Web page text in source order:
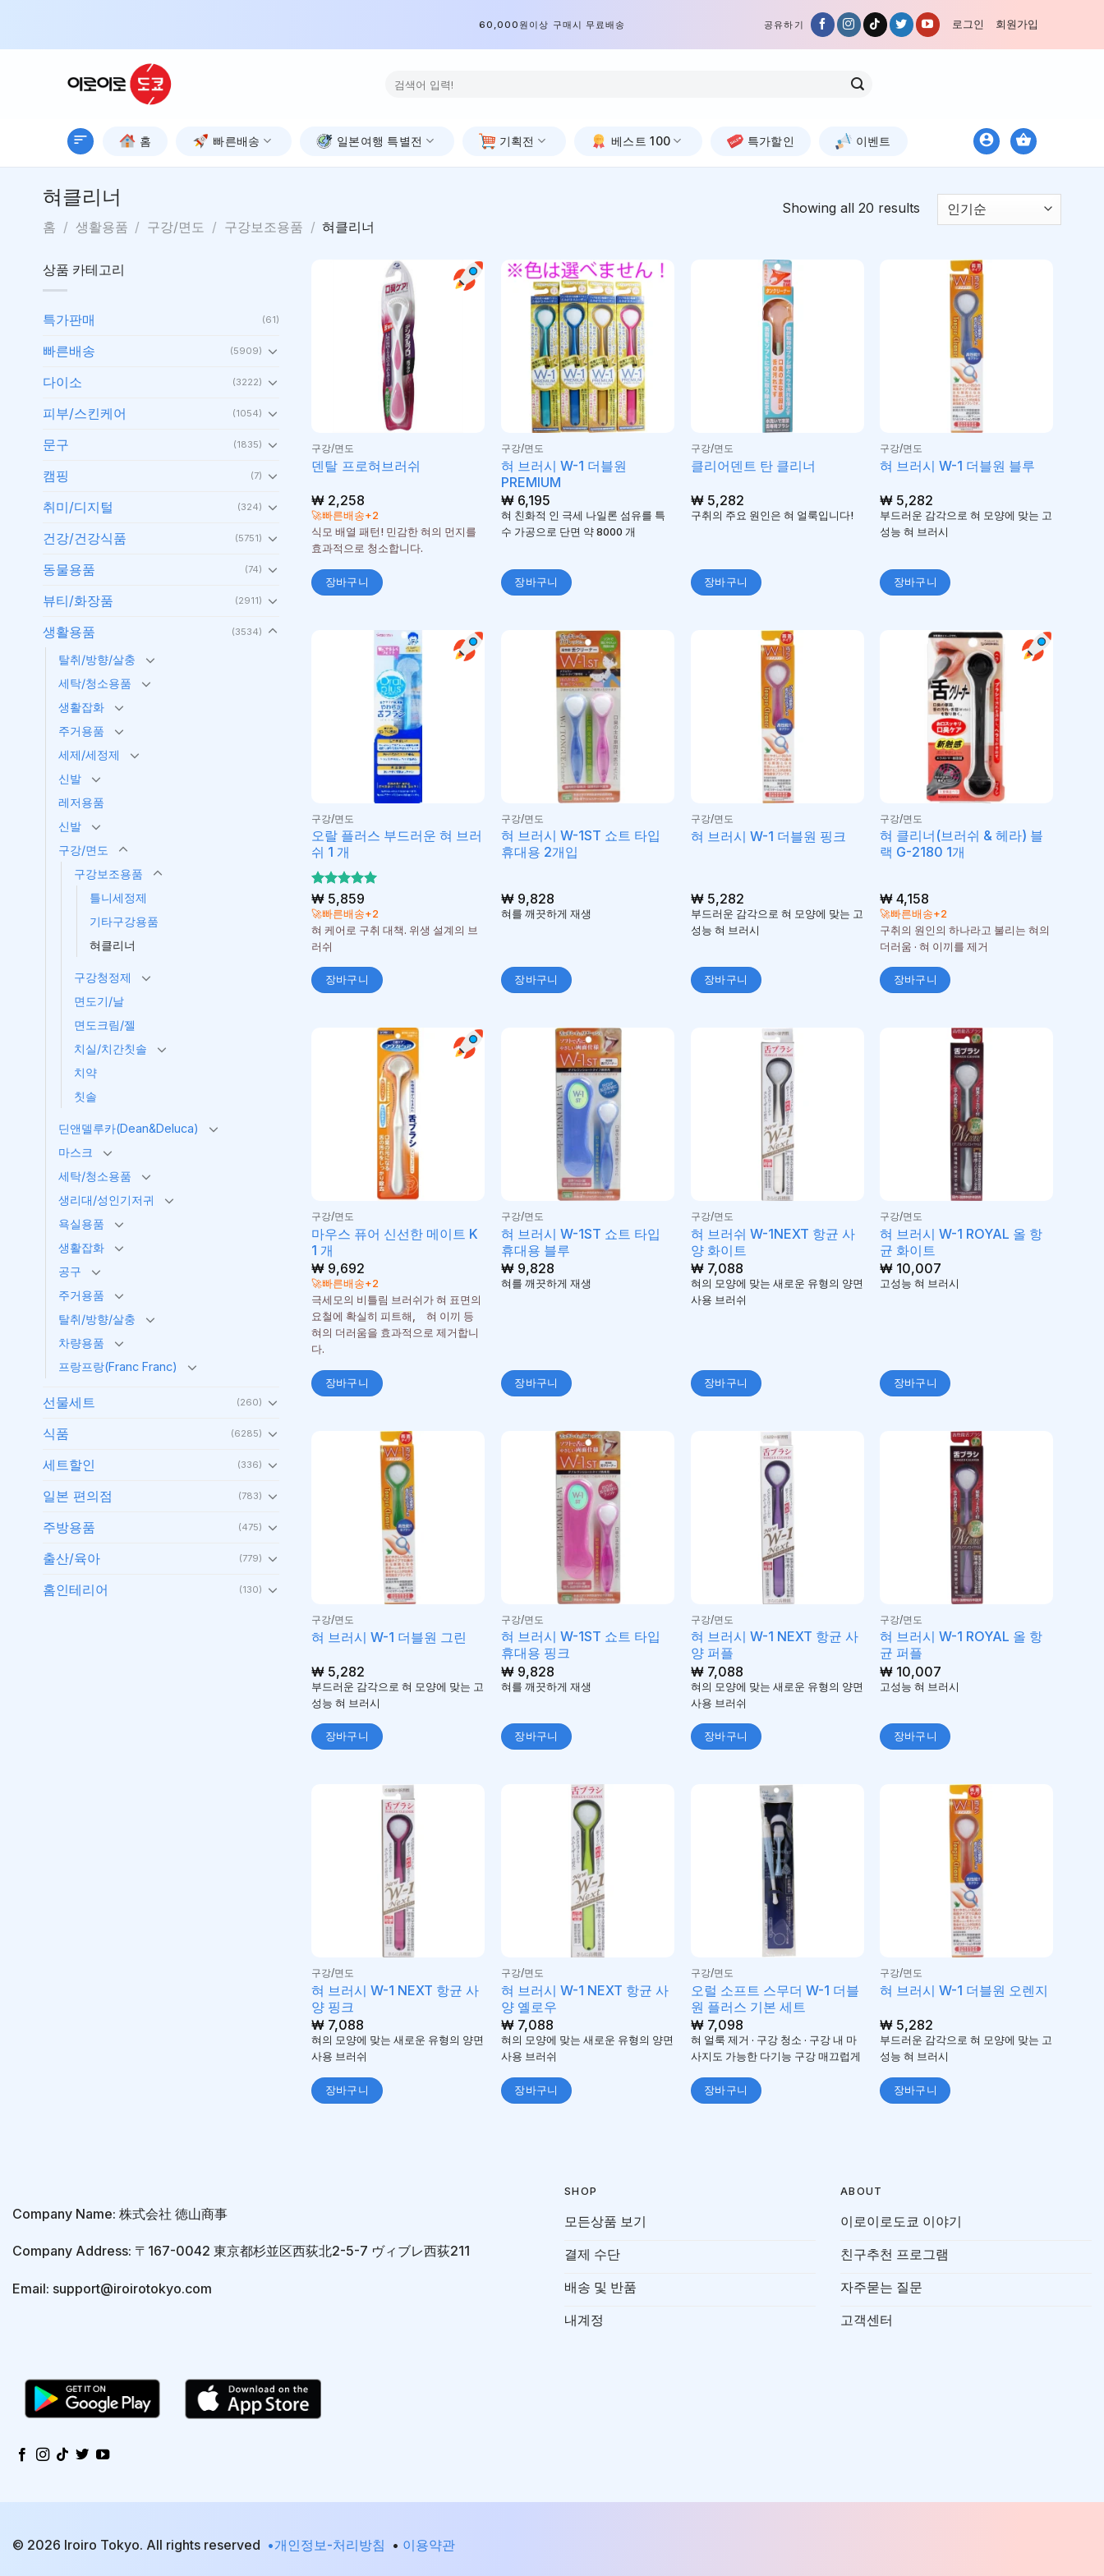
content
60,000원이상 구매시 무료배송 공유하기 로그인 회원가입
색:
홈 빠른배송 일본여행 특별전 기획전 베스트 100 특가할인 이벤트
혀클리너
홈 / 생활용품 / 구강/면도 / 구강보조용품 / 혀클리너
Showing all 20 results
상품 카테고리
특가판매 (61)
빠른배송 (5909)
다이소 (3222)
피부/스킨케어 (1054)
문구 (1835)
캠핑 (7)
취미/디지털 (324)
건강/건강식품 (5751)
동물용품 (74)
뷰티/화장품 (2911)
생활용품 (3534)
탈취/방향/살충
세탁/청소용품
생활잡화
주거용품
세제/세정제
신발
레저용품
신발
구강/면도
구강보조용품
틀니세정제
기타구강용품
혀클리너
구강청정제
면도기/날
면도크림/젤
치실/치간칫솔
치약
칫솔
딘앤델루카(Dean&Deluca)
마스크
세탁/청소용품
생리대/성인기저귀
욕실용품
생활잡화
공구
주거용품
탈취/방향/살충
차량용품
프랑프랑(Franc Franc)
선물세트 (260)
식품 (6285)
세트할인 (336)
일본 편의점 (783)
주방용품 (475)
출산/육아 (779)
홈인테리어 (130)
구강/면도
덴탈 프로혀브러쉬
₩ 2,258
🚀빠른배송+2
식모 배열 패턴! 민감한 혀의 먼지를
효과적으로 청소합니다.
장바구니
구강/면도
혀 브러시 W-1 더블원
PREMIUM
₩6,195
혀 친화적 인 극세 나일론 섬유를 특
수 가공으로 단면 약 8000 개
장바구니
구강/면도
클리어덴트 탄 클리너
₩5,282
구취의 주요 원인은 혀 얼룩입니다!
장바구니
구강/면도
혀 브러시 W-1 더블원 블루
₩ 5,282
부드러운 감각으로 혀 모양에 맞는 고
성능 혀 브러시
장바구니
구강/면도
오랄 플러스 부드러운 혀 브러
쉬 1 개
5 중에서
5로 평가
됨
₩ 5,859
🚀빠른배송+2
혀 케어로 구취 대책. 위생 설계의 브
러쉬
장바구니
구강/면도
혀 브러시 W-1ST 쇼트 타입
휴대용 2개입
₩9,828
혀를 깨끗하게 재생
장바구니
구강/면도
혀 브러시 W-1 더블원 핑크
₩5,282
부드러운 감각으로 혀 모양에 맞는 고
성능 혀 브러시
장바구니
구강/면도
혀 클리너(브러쉬 & 헤라) 블
랙 G-2180 1개
₩ 4,158
🚀빠른배송+2
구취의 원인의 하나라고 불리는 혀의
더러움 · 혀 이끼를 제거
장바구니
구강/면도
마우스 퓨어 신선한 메이트 K
1 개
₩ 9,692
🚀빠른배송+2
극세모의 비틀림 브러쉬가 혀 표면의
요철에 확실히 피트해, 혀 이끼 등
혀의 더러움을 효과적으로 제거합니
다.
장바구니
구강/면도
혀 브러시 W-1ST 쇼트 타입
휴대용 블루
₩9,828
혀를 깨끗하게 재생
장바구니
구강/면도
혀 브러쉬 W-1NEXT 항균 사
양 화이트
₩7,088
혀의 모양에 맞는 새로운 유형의 양면
사용 브러쉬
장바구니
구강/면도
혀 브러시 W-1 ROYAL 올 항
균 화이트
₩ 10,007
고성능 혀 브러시
장바구니
구강/면도
혀 브러시 W-1 더블원 그린
₩ 5,282
부드러운 감각으로 혀 모양에 맞는 고
성능 혀 브러시
장바구니
구강/면도
혀 브러시 W-1ST 쇼트 타입
휴대용 핑크
₩9,828
혀를 깨끗하게 재생
장바구니
구강/면도
혀 브러시 W-1 NEXT 항균 사
양 퍼플
₩7,088
혀의 모양에 맞는 새로운 유형의 양면
사용 브러쉬
장바구니
구강/면도
혀 브러시 W-1 ROYAL 올 항
균 퍼플
₩ 10,007
고성능 혀 브러시
장바구니
구강/면도
혀 브러시 W-1 NEXT 항균 사
양 핑크
₩ 7,088
혀의 모양에 맞는 새로운 유형의 양면
사용 브러쉬
장바구니
구강/면도
혀 브러시 W-1 NEXT 항균 사
양 옐로우
₩7,088
혀의 모양에 맞는 새로운 유형의 양면
사용 브러쉬
장바구니
구강/면도
오럴 소프트 스무더 W-1 더블
원 플러스 기본 세트
₩7,098
혀 얼룩 제거 · 구강 청소 · 구강 내 마
사지도 가능한 다기능 구강 매끄럽게
장바구니
구강/면도
혀 브러시 W-1 더블원 오렌지
₩ 5,282
부드러운 감각으로 혀 모양에 맞는 고
성능 혀 브러시
장바구니
Company Name: 株式会社 徳山商事
Company Address: 〒167-0042 東京都杉並区西荻北2-5-7 ヴィブレ西荻211
Email: support@iroirotokyo.com
SHOP
모든상품 보기
결제 수단
배송 및 반품
내계정
ABOUT
이로이로도쿄 이야기
친구추천 프로그램
자주묻는 질문
고객센터
© 2026 Iroiro Tokyo. All rights reserved •개인정보-처리방침 • 이용약관